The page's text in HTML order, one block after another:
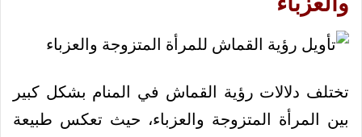
تختلف دلالات رؤية القماش في المنام بشكل كبير
بين المرأة المتزوجة والعزباء، حيث تعكس طبيعة